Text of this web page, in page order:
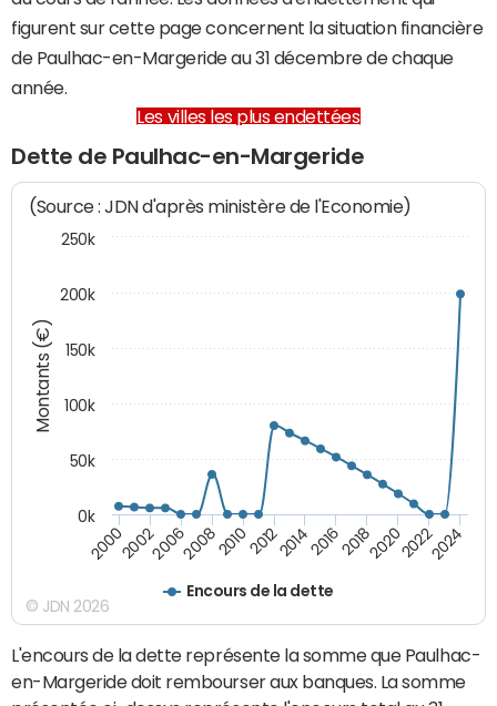
figurent sur cette page concernent la situation financière
de Paulhac-en-Margeride au 31 décembre de chaque
année.
Les villes les plus endettées
Dette de Paulhac-en-Margeride
Montants (€)
(Source : JDN d'après ministère de l'Economie)
Encours de la dette
200020022006200820102012201420162018202020222024
0k
50k
100k
150k
200k
250k
© JDN 2026
L'encours de la dette représente la somme que Paulhac-
en-Margeride doit rembourser aux banques. La somme